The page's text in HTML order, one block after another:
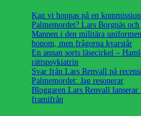
Kan vi hoppas på en
Palmemordet? Lars Borgnäs
Mannen i den militära
honom, men frågorna kvarstår
En annan sorts läsecirkel –
rättspsykiatrin
Svar från Lars Renvall på
Palmemordet: Jag resonerar
Bloggaren Lars Renvall
framifrån